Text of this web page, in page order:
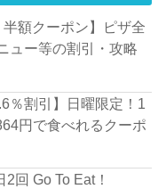
半額クーポン】ピザ全
ュー等の割引・攻略
％割引】日曜限定！1
円で食べれるクーポ
回 Go To Eat！